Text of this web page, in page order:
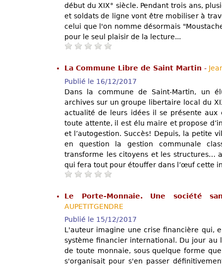
début du XIX° siècle. Pendant trois ans,
et soldats de ligne vont être mobiliser à
celui que l'on nomme désormais
pour le seul plaisir de la lecture...
La Commune Libre de Saint Martin -
Publié le 16/12/2017
Dans la commune de Saint-Martin, un
archives sur un groupe libertaire local du
actualité de leurs idées il se présente aux
toute attente, il est élu maire et propose
et l’autogestion. Succès! Depuis, la petite
en question la gestion communale
transforme les citoyens et les structures…
qui fera tout pour étouffer dans l’œuf cette
Le Porte-Monnaie. Une société
AUPETITGENDRE
Publié le 15/12/2017
L'auteur imagine une crise financière qui,
système financier international. Du jour au
de toute monnaie, sous quelque forme
s'organisait pour s'en passer